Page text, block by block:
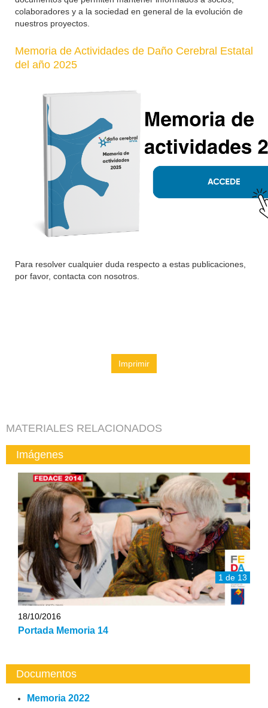
colaboradores y a la sociedad en general de la evolución de
nuestros proyectos.
Memoria de Actividades de Daño Cerebral Estatal
del año 2025
Para resolver cualquier duda respecto a estas publicaciones,
por favor, contacta con nosotros.
Imprimir
MATERIALES RELACIONADOS
Imágenes
1 de 13
18/10/2016
Portada Memoria 14
Documentos
Memoria 2022